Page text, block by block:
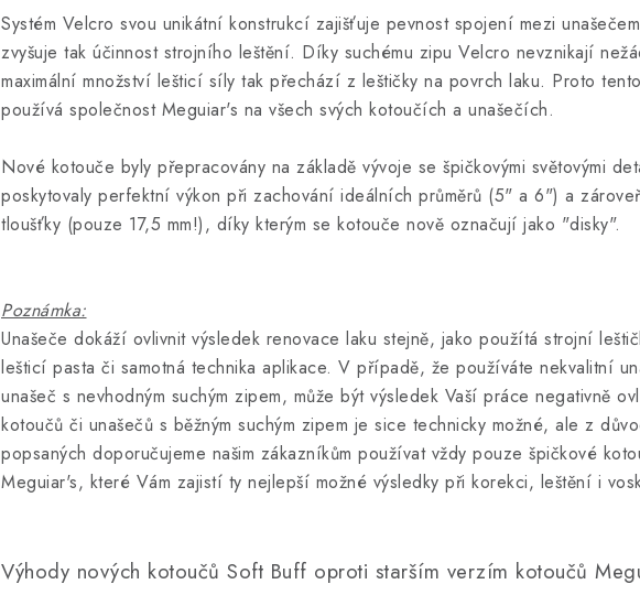
Systém Velcro svou unikátní konstrukcí zajišťuje pevnost spojení mezi
zvyšuje tak účinnost strojního leštění. Díky suchému zipu Velcro nevznikají
maximální množství lešticí síly tak přechází z leštičky na povrch laku. Proto
používá společnost Meguiar's na všech svých kotoučích a unašečích.
Nové kotouče byly přepracovány na základě vývoje se špičkovými světovými
poskytovaly perfektní výkon při zachování ideálních průměrů (5" a 6") a
tloušťky (pouze 17,5 mm!), díky kterým se kotouče nově označují jako "disky".
Poznámka:
Unašeče dokáží ovlivnit výsledek renovace laku stejně, jako použítá strojní
lešticí pasta či samotná technika aplikace. V případě, že používáte nekvalitní
unašeč s nevhodným suchým zipem, může být výsledek Vaší práce negativně
kotoučů či unašečů s běžným suchým zipem je sice technicky možné, ale z
popsaných doporučujeme našim zákazníkům používat vždy pouze špičkové
Meguiar's, které Vám zajistí ty nejlepší možné výsledky při korekci, leštění i
Výhody nových kotoučů Soft Buff oproti starším verzím kotoučů